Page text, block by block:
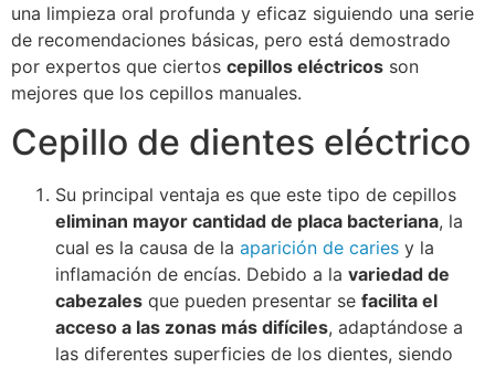
una limpieza oral profunda y eficaz siguiendo una serie
de recomendaciones básicas, pero está demostrado
por expertos que ciertos cepillos eléctricos son
mejores que los cepillos manuales.
Cepillo de dientes eléctrico
Su principal ventaja es que este tipo de cepillos
eliminan mayor cantidad de placa bacteriana, la
cual es la causa de la aparición de caries y la
inflamación de encías. Debido a la variedad de
cabezales que pueden presentar se facilita el
acceso a las zonas más difíciles, adaptándose a
las diferentes superficies de los dientes, siendo